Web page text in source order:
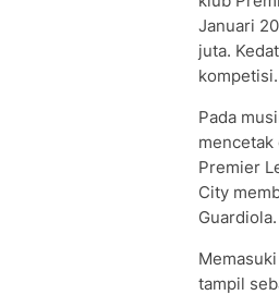
Januari
juta.
kompetisi.
Pada
mencetak
Premier
City
Guardiola.
tampil